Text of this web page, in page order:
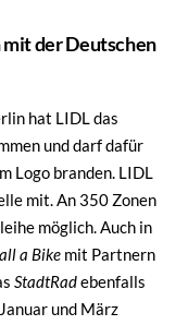
mit der Deutschen
hat LIDL das
und darf dafür
Logo branden. LIDL
mit. An 350 Zonen
möglich. Auch in
a Bike mit Partnern
StadtRadebenfalls
und März